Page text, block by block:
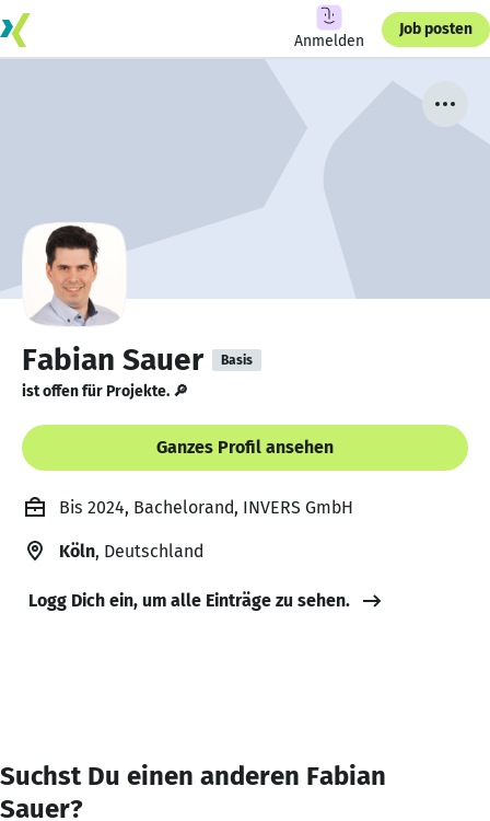
Anmelden
Job posten
Fabian Sauer Basis
ist offen für Projekte. 🔎
Ganzes Profil ansehen
Bis 2024, Bachelorand, INVERS GmbH
Köln, Deutschland
Logg Dich ein, um alle Einträge zu sehen.
Suchst Du einen anderen Fabian
Sauer?